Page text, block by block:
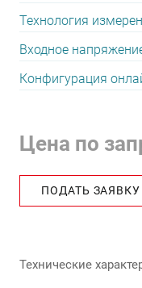
Технология
Входное
Конфигурация
Цена по
ПОДАТЬ ЗАЯВКУ
Технические